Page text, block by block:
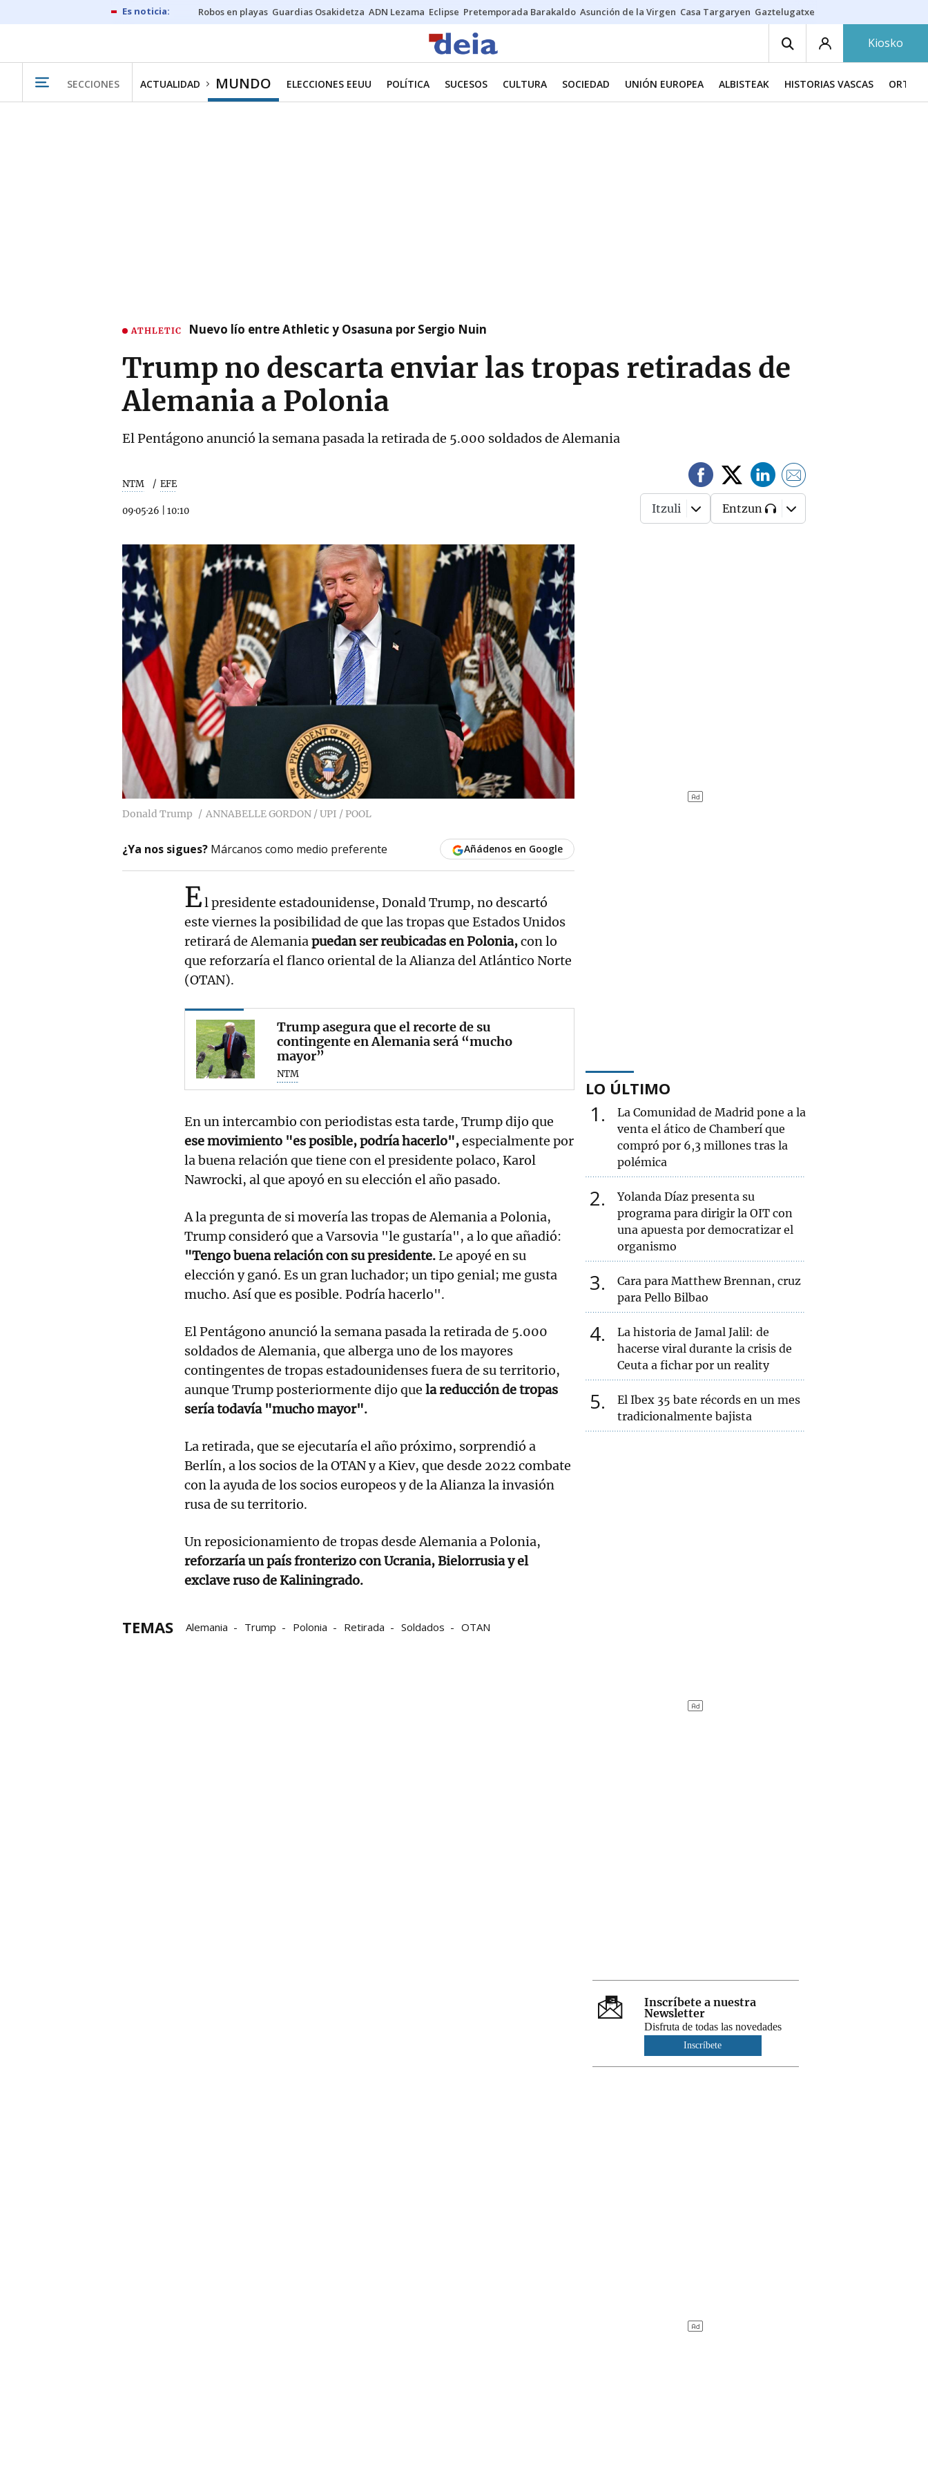
Robos en playas Guardias Osakidetza ADN Lezama Eclipse Pretemporada Barakaldo Asunción de la Virgen Casa Targaryen Gaztelugatxe
Kiosko
SECCIONES ACTUALIDAD MUNDO ELECCIONES EEUU POLÍTICA SUCESOS CULTURA SOCIEDAD UNIÓN EUROPEA ALBISTEAK HISTORIAS VASCAS
ATHLETIC Nuevo lío entre Athletic y Osasuna por Sergio Nuin
Trump no descarta enviar las tropas retiradas de
Alemania a Polonia
El Pentágono anunció la semana pasada la retirada de 5.000 soldados de Alemania
NTM EFE
09·05·26 10:10 Itzuli Entzun
Donald Trump ANNABELLE GORDON / UPI / POOL
¿Ya nos sigues? Márcanos como medio preferente Añádenos en Google
El presidente estadounidense, Donald Trump, no descartó
este viernes la posibilidad de que las tropas que Estados Unidos
retirará de Alemaniapuedan ser reubicadas en Polonia,con lo
que reforzaría el flanco oriental de la Alianza del Atlántico Norte
(OTAN).
Trump asegura que el recorte de su
contingente en Alemania será “mucho
mayor”
NTM
En un intercambio con periodistas esta tarde, Trump dijo que
ese movimiento "es posible, podría hacerlo",especialmente por
la buena relación que tiene con el presidente polaco, Karol
Nawrocki, al que apoyó en su elección el año pasado.
A la pregunta de si movería las tropas de Alemania a Polonia,
Trump consideró que a Varsovia "le gustaría", a lo que añadió:
"Tengo buena relación con su presidente.Le apoyé en su
elección y ganó. Es un gran luchador; un tipo genial; me gusta
mucho. Así que es posible. Podría hacerlo".
El Pentágono anunció la semana pasada la retirada de 5.000
soldados de Alemania, que alberga uno de los mayores
contingentes de tropas estadounidenses fuera de su territorio,
aunque Trump posteriormente dijo que la reducción de tropas
sería todavía "mucho mayor".
La retirada, que se ejecutaría el año próximo, sorprendió a
Berlín, a los socios de la OTAN y a Kiev, que desde 2022 combate
con la ayuda de los socios europeos y de la Alianza la invasión
rusa de su territorio.
Un reposicionamiento de tropas desde Alemania a Polonia,
reforzaría un país fronterizo con Ucrania, Bielorrusia y el
exclave ruso de Kaliningrado.
TEMAS Alemania Trump Polonia Retirada Soldados OTAN
LO ÚLTIMO
1
La Comunidad de Madrid pone a la
venta el ático de Chamberí que
compró por 6,3 millones tras la
polémica
2
Yolanda Díaz presenta su
programa para dirigir la OIT con
una apuesta por democratizar el
organismo
3
Cara para Matthew Brennan, cruz
para Pello Bilbao
4
La historia de Jamal Jalil: de
hacerse viral durante la crisis de
Ceuta a fichar por un reality
5
El Ibex 35 bate récords en un mes
tradicionalmente bajista
Inscríbete a nuestra
Newsletter
Disfruta de todas las novedades
Inscríbete